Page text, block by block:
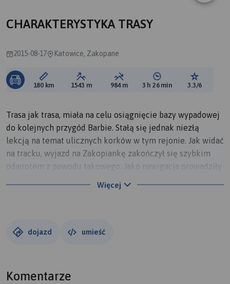
CHARAKTERYSTYKA TRASY
2015-08-17 Katowice, Zakopane
Długość trasy:
180 km Suma przewyższeń:
1543 m Suma spadków:
984 m Średni czas potrzebny
3 h 26 min Ocena
3.3/6
Trasa jak trasa, miała na celu osiągnięcie bazy wypadowej
do kolejnych przygód Barbie. Stałą się jednak niezłą
lekcją na temat ulicznych korków w tym rejonie. Jak widać
na tracku, wyjazd na Zakopiankę zakończył się szybkim
odwrotem z powodu takowego. Jako nawigacja prowadziły
krajoznawczy bo czasem trasa prowadziła odcinaki o tyle
płynniejsza.
Więcej
dojazd umieść
Komentarze